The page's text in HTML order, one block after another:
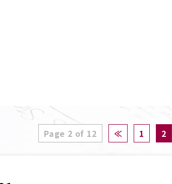
Page 2 of 12 ≪ 1 2